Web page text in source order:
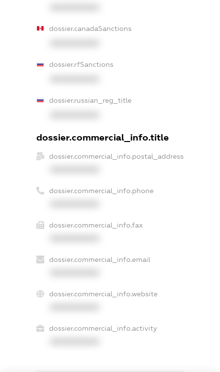
dossier.canadaSanctions
dossier.rfSanctions
dossier.russian_reg_title
dossier.commercial_info.title
dossier.commercial_info.postal_address
dossier.commercial_info.phone
dossier.commercial_info.fax
dossier.commercial_info.email
dossier.commercial_info.website
dossier.commercial_info.activity